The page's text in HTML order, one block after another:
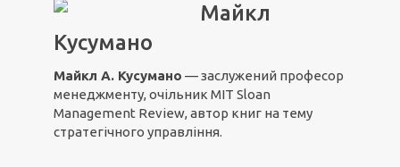
Майкл
Кусумано
Майкл А. Кусумано — заслужений професор
менеджменту, очільник MIT Sloan
Management Review, автор книг на тему
стратегічного управління.